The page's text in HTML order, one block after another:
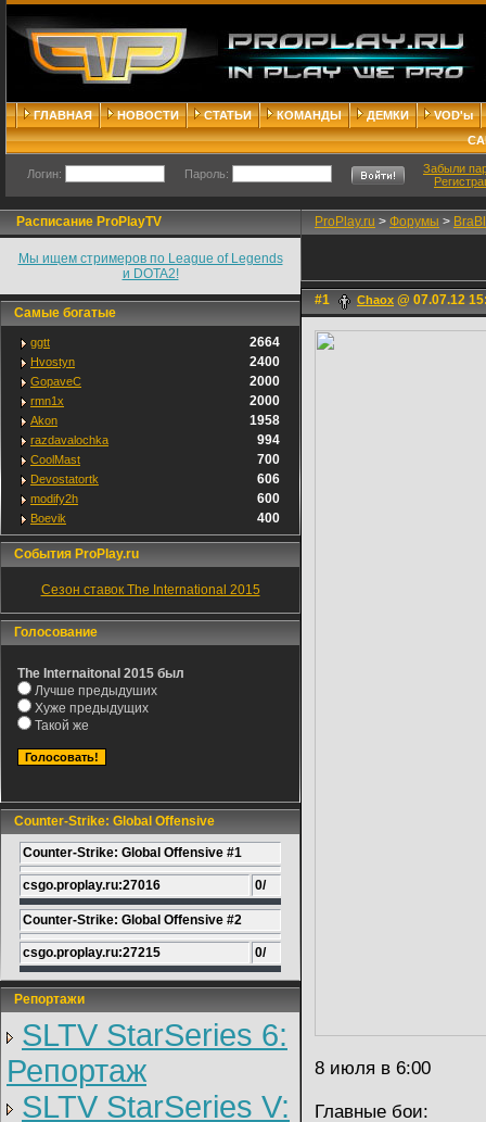
ГЛАВНАЯ НОВОСТИ СТАТЬИ КОМАНДЫ ДЕМКИ
VOD'ы
Логин: Пароль:
Забыли
Расписание ProPlayTV
Мы ищем стримеров по League of Legends
и DOTA2!
Самые богатые
ggtt 2664
Hvostyn 2400
GopaveC 2000
rmn1x 2000
Akon 1958
razdavalochka 994
CoolMast 700
Devostatortk 606
modify2h 600
Boevik 400
События ProPlay.ru
Сезон ставок The International 2015
Голосование
The Internaitonal 2015 был
Лучше предыдуших
Хуже предыдущих
Такой же
Counter-Strike: Global Offensive
Counter-Strike: Global Offensive #1
csgo.proplay.ru:27016 0/
Counter-Strike: Global Offensive #2
csgo.proplay.ru:27215 0/
Репортажи
SLTV StarSeries 6:
Репортаж
SLTV StarSeries V:
ProPlay.ru > Форумы >
#1 Chaox @ 07.07.12
8 июля в 6:00
Главные бои: